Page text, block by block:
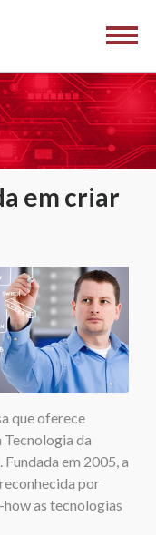
em criar
que oferece
Tecnologia da
em 2005, a
por
as tecnologias